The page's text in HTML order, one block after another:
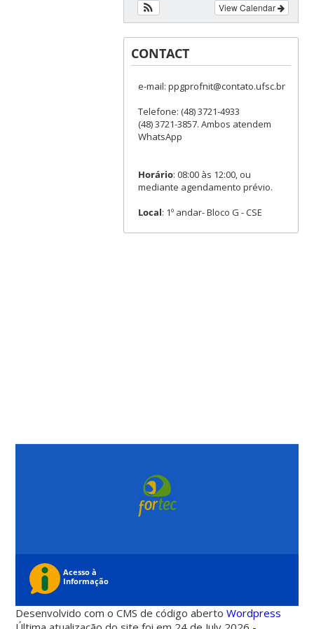
View Calendar
CONTACT
e-mail: ppgprofnit@contato.ufsc.br
Telefone: (48) 3721-4933
(48) 3721-3857. Ambos atendem
WhatsApp
Horário: 08:00 às 12:00, ou
mediante agendamento prévio.
Local: 1º andar- Bloco G - CSE
Desenvolvido com o CMS de código abertoWordpress